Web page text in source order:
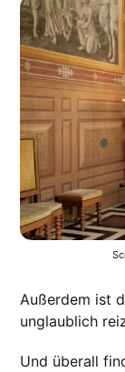
Außerdem ist
unglaublich
Und überall